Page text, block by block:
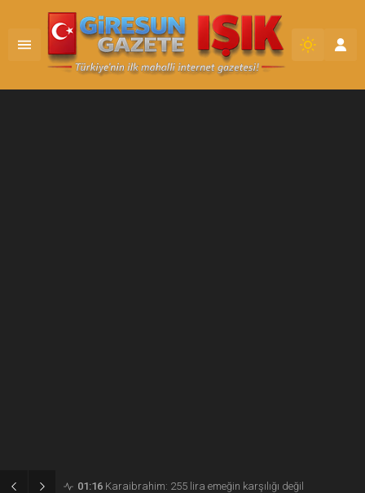
01:15 Gezmiş: 250 liralık fındık fiyatı emeği yok saydı